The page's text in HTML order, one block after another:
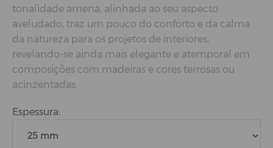
tonalidade amena, alinhada ao seu aspecto
aveludado, traz um pouco do conforto e da calma
da natureza para os projetos de interiores,
revelando-se ainda mais elegante e atemporal em
composições com madeiras e cores terrosas ou
acinzentadas.
Espessura: